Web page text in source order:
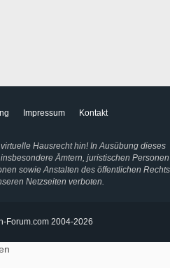
Impressum Kontakt
Hausrecht hin! In Ausübung dieses
Ämtern, juristischen Personen
sowie Anstalten des öffentlichen Rechts
Netzseiten verboten.
Forum.com 2004-2026